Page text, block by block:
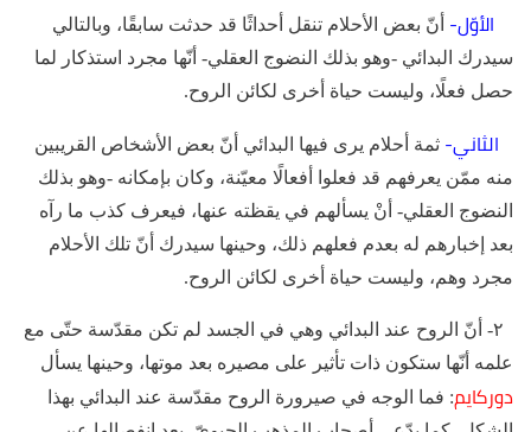
الأوّل- أنّ بعض الأحلام تنقل أحداثًا قد حدثت سابقًا، وبالتالي
سيدرك البدائي -وهو بذلك النضوج العقلي- أنّها مجرد استذكار لما
حصل فعلًا، وليست حياة أخرى لكائن الروح.
الثاني- ثمة أحلام يرى فيها البدائي أنّ بعض الأشخاص القريبين
منه ممّن يعرفهم قد فعلوا أفعالًا معيّنة، وكان بإمكانه -وهو بذلك
النضوج العقلي- أنْ يسألهم في يقظته عنها، فيعرف كذب ما رآه
بعد إخبارهم له بعدم فعلهم ذلك، وحينها سيدرك أنّ تلك الأحلام
مجرد وهم، وليست حياة أخرى لكائن الروح.
٢- أنّ الروح عند البدائي وهي في الجسد لم تكن مقدّسة حتّى مع
علمه أنّها ستكون ذات تأثير على مصيره بعد موتها، وحينها يسأل
دوركايم: فما الوجه في صيرورة الروح مقدّسة عند البدائي بهذا